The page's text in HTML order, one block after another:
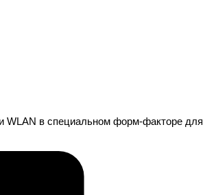
WLAN в специальном форм-факторе для